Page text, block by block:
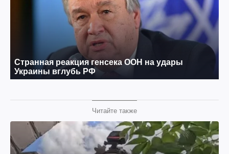
Читайте также